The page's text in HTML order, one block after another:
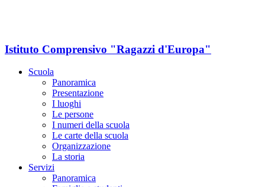
Istituto Comprensivo "Ragazzi d'Europa"
Scuola
Panoramica
Presentazione
I luoghi
Le persone
I numeri della scuola
Le carte della scuola
Organizzazione
La storia
Servizi
Panoramica